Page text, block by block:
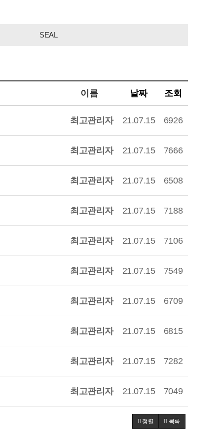
SEAL
이름 날짜 조회
최고관리자 21.07.15 6926
최고관리자 21.07.15 7666
최고관리자 21.07.15 6508
최고관리자 21.07.15 7188
최고관리자 21.07.15 7106
최고관리자 21.07.15 7549
최고관리자 21.07.15 6709
최고관리자 21.07.15 6815
최고관리자 21.07.15 7282
최고관리자 21.07.15 7049
정렬 목록